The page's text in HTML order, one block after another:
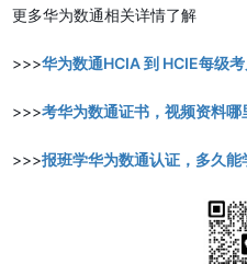
更多华为数通相关详情了解
>>>华为数通HCIA 到 HCIE每级
>>>考华为数通证书，视频资料哪
>>>报班学华为数通认证，多久能